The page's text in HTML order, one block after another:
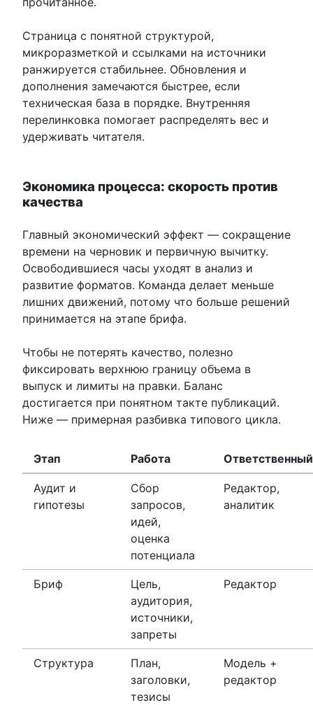
Страница с понятной структурой,
микроразметкой и ссылками на источники
ранжируется стабильнее. Обновления и
дополнения замечаются быстрее, если
техническая база в порядке. Внутренняя
перелинковка помогает распределять вес и
удерживать читателя.
Экономика процесса: скорость против
качества
Главный экономический эффект — сокращение
времени на черновик и первичную вычитку.
Освободившиеся часы уходят в анализ и
развитие форматов. Команда делает меньше
лишних движений, потому что больше решений
принимается на этапе брифа.
Чтобы не потерять качество, полезно
фиксировать верхнюю границу объема в
выпуск и лимиты на правки. Баланс
достигается при понятном такте публикаций.
Ниже — примерная разбивка типового цикла.
Этап Работа Ответственный
Аудит и
гипотезы
Сбор
запросов,
идей,
оценка
потенциала
Редактор,
аналитик
Бриф
Цель,
аудитория,
источники,
запреты
Редактор
Структура
План,
заголовки,
тезисы
Модель +
редактор